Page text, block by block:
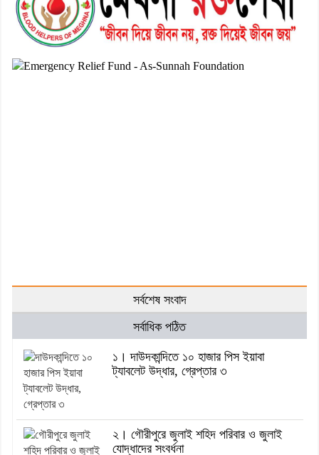
সর্বশেষ সংবাদ
সর্বাধিক পঠিত
১। দাউদকান্দিতে ১০ হাজার পিস ইয়াবা
ট্যাবলেট উদ্ধার, গ্রেপ্তার ৩
২। গৌরীপুরে জুলাই শহিদ পরিবার ও জুলাই
যোদ্ধাদের সংবর্ধনা